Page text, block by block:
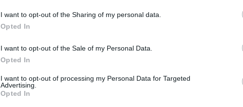
I want to opt-out of the Sharing of my personal data.
Opted In
I want to opt-out of the Sale of my Personal Data.
Opted In
I want to opt-out of processing my Personal Data for Targeted
Advertising.
Opted In